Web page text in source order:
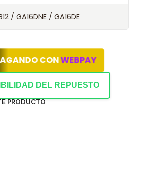
/ GA16DNE / GA16DE
CONWEBPAY
DEL REPUESTO
PRODUCTO